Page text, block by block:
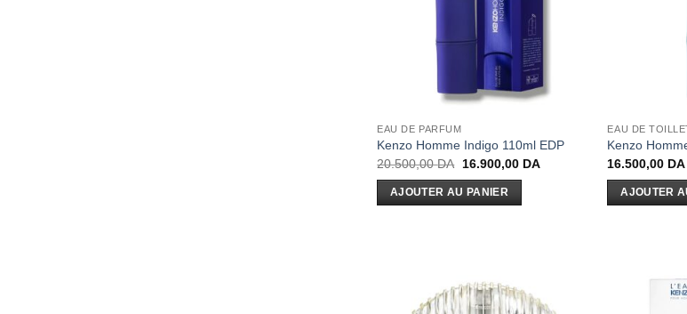
EAU DE PARFUM
Kenzo Homme Indigo 110ml EDP
20.500,00DA
Le
initial
était :
16.900,00 DALe
AJOUTER AU PANIER
EAU DE
Kenzo
16.500,00 DA
AJOUTER